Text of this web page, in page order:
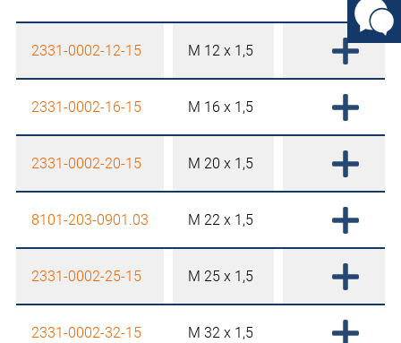
2331-0002-12-15 M 12 x 1,5
2331-0002-16-15 M 16 x 1,5
2331-0002-20-15 M 20 x 1,5
8101-203-0901.03 M 22 x 1,5
2331-0002-25-15 M 25 x 1,5
2331-0002-32-15 M 32 x 1,5